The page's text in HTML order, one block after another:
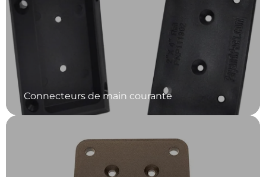
Connecteurs de main courante